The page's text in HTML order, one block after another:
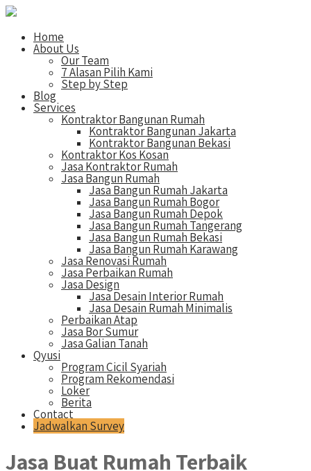
Home
About Us
Our Team
7 Alasan Pilih Kami
Step by Step
Blog
Services
Kontraktor Bangunan Rumah
Kontraktor Bangunan Jakarta
Kontraktor Bangunan Bekasi
Kontraktor Kos Kosan
Jasa Kontraktor Rumah
Jasa Bangun Rumah
Jasa Bangun Rumah Jakarta
Jasa Bangun Rumah Bogor
Jasa Bangun Rumah Depok
Jasa Bangun Rumah Tangerang
Jasa Bangun Rumah Bekasi
Jasa Bangun Rumah Karawang
Jasa Renovasi Rumah
Jasa Perbaikan Rumah
Jasa Design
Jasa Desain Interior Rumah
Jasa Desain Rumah Minimalis
Perbaikan Atap
Jasa Bor Sumur
Jasa Galian Tanah
Qyusi
Program Cicil Syariah
Program Rekomendasi
Loker
Berita
Contact
Jadwalkan Survey
Jasa Buat Rumah Terbaik